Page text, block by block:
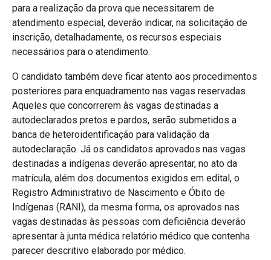
para a realização da prova que necessitarem de
atendimento especial, deverão indicar, na solicitação de
inscrição, detalhadamente, os recursos especiais
necessários para o atendimento.
O candidato também deve ficar atento aos procedimentos
posteriores para enquadramento nas vagas reservadas.
Aqueles que concorrerem às vagas destinadas a
autodeclarados pretos e pardos, serão submetidos a
banca de heteroidentificação para validação da
autodeclaração. Já os candidatos aprovados nas vagas
destinadas a indígenas deverão apresentar, no ato da
matrícula, além dos documentos exigidos em edital, o
Registro Administrativo de Nascimento e Óbito de
Indígenas (RANI), da mesma forma, os aprovados nas
vagas destinadas às pessoas com deficiência deverão
apresentar à junta médica relatório médico que contenha
parecer descritivo elaborado por médico.